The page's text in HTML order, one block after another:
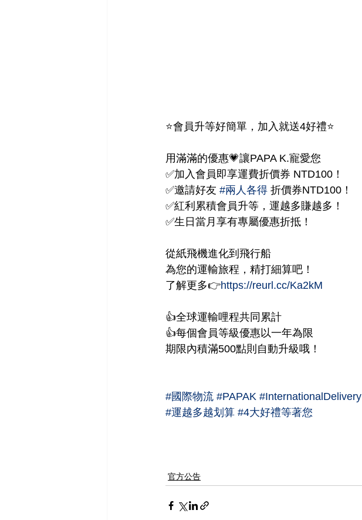
⭐️會員升等好簡單，加入就送4好禮⭐️
用滿滿的優惠💗讓PAPA K.寵愛您
✅加入會員即享運費折價券 NTD100！
✅邀請好友 #兩人各得 折價券NTD100！
✅紅利累積會員升等，運越多賺越多！
✅生日當月享有專屬優惠折抵！
從紙飛機進化到飛行船
為您的運輸旅程，精打細算吧！
了解更多👉https://reurl.cc/Ka2kM
👍全球運輸哩程共同累計
👍每個會員等級優惠以一年為限
期限內積滿500點則自動升級哦！
#國際物流 #PAPAK #InternationalDelivery
#運越多越划算 #4大好禮等著您
官方公告